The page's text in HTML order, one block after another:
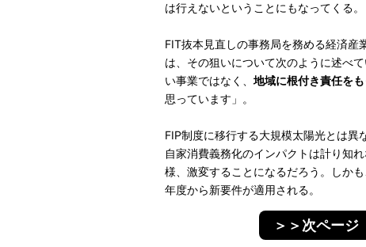
は行えないということにもなってくる。
FIT抜本見直しの事務局を務める経済産
は、その狙いについて次のように述べ
い事業ではなく、地域に根付き責任を
思っています」。
FIP制度に移行する大規模太陽光とは異
自家消費義務化のインパクトは計り知
様、激変することになるだろう。しか
年度から新要件が適用される。
＞＞次ペー